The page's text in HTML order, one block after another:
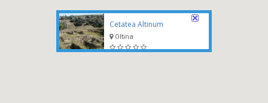
Cetatea Altinum
Oltina